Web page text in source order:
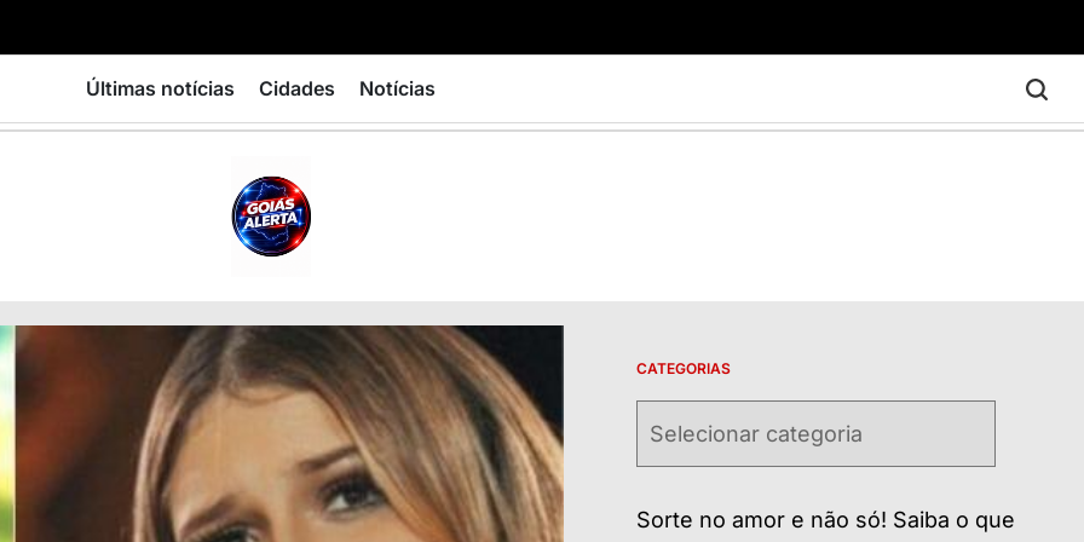
Últimas notícias Cidades Notícias
ALERTA
CATEGORIAS
Sorte no amor e não só! Saiba o que